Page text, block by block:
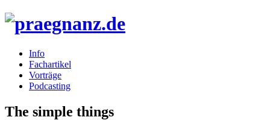
Info
Fachartikel
Vorträge
Podcasting
The simple things